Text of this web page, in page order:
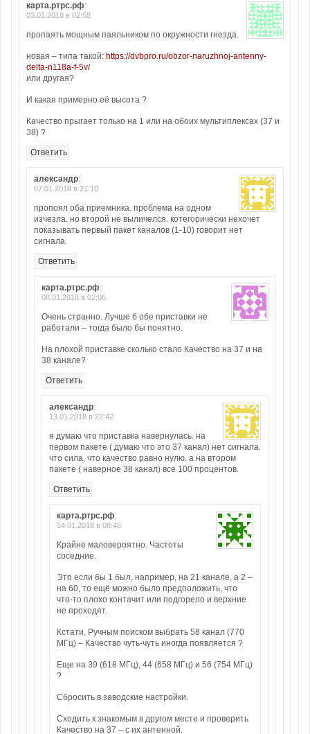
карта.ртрс.рф:
03.01.2018 в 02:58
пропаять мощным паяльником по окружности гнезда.
новая – типа такой: https://dvbpro.ru/obzor-naruzhnoj-antenny-
delta-n118a-f-5v/
или другая?
И какая примерно её высота ?
Качество прыгает только на 1 или на обоих мультиплексах (37 и
38) ?
Ответить
александр:
07.01.2018 в 21:10
пропоял оба приемника. проблема на одном
изчезла. но второй не выличелся. котегорически нехочет
показывать первый пакет каналов (1-10) говорит нет
сигнала.
Ответить
карта.ртрс.рф:
08.01.2018 в 02:06
Очень странно. Лучше б обе приставки не
работали – тогда было бы понятно.
На плохой приставке сколько стало Качество на 37 и на
38 канале?
Ответить
александр:
13.01.2018 в 22:42
я думаю что приставка навернулась. на
первом пакете ( думаю что это 37 канал) нет сигнала.
что сила, что качество равно нулю. а на втором
пакете ( наверное 38 канал) все 100 процентов.
Ответить
карта.ртрс.рф:
14.01.2018 в 08:46
Крайне маловероятно. Частоты
соседние.
Это если бы 1 был, например, на 21 канале, а 2 –
на 60, то ещё можно было предположить, что
что-то плохо контачит или подгорело и верхние
не проходят.
Кстати, Ручным поиском выбрать 58 канал (770
МГц) – Качество чуть-чуть иногда появляется ?
Еще на 39 (618 МГц), 44 (658 МГц) и 56 (754 МГц)
?
Сбросить в заводские настройки.
Сходить к знакомым в другом месте и проверить
Качество на 37 – с их антенной.